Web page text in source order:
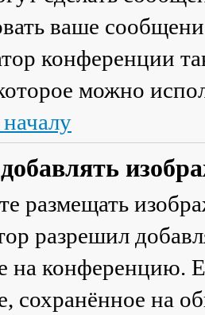
ваше
конференции
можно
размещать
разрешил
на конференцию.
сохранённое на